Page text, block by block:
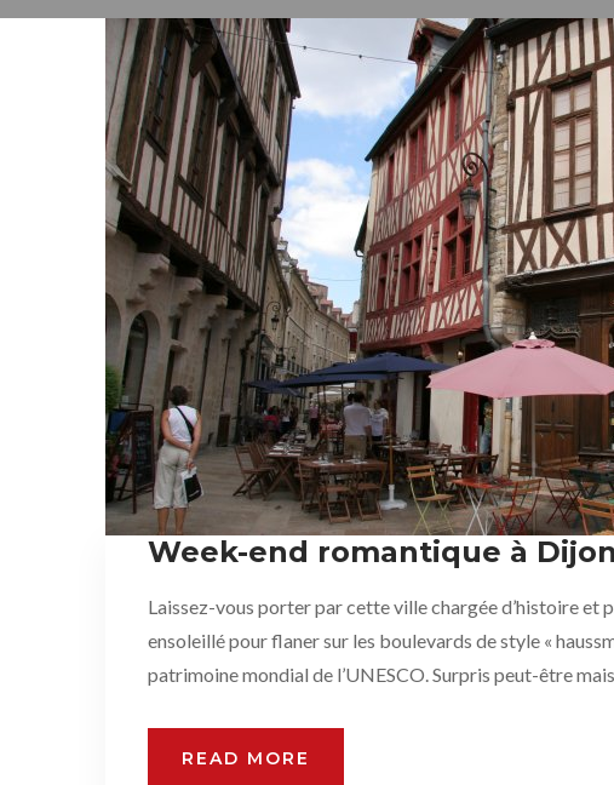
Week-end romantique à Dijon
Laissez-vous porter par cette ville chargée d’histoire
ensoleillé pour flaner sur les boulevards de style «
patrimoine mondial de l’UNESCO. Surpris peut-être
READ MORE